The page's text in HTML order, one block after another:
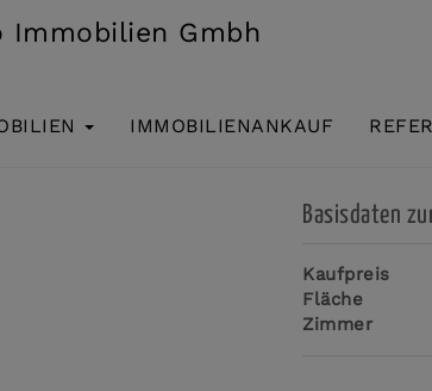
IMMOBILIENANKAUF
Basisdaten
Kaufpreis
Fläche
Zimmer